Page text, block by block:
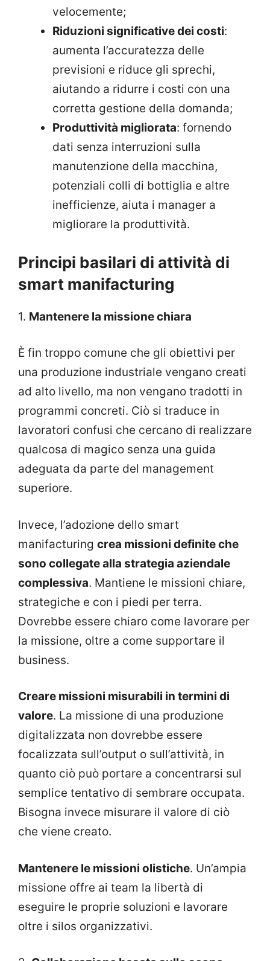
velocemente;
Riduzioni significative dei costi:
aumenta l’accuratezza delle
previsioni e riduce gli sprechi,
aiutando a ridurre i costi con una
corretta gestione della domanda;
Produttività migliorata: fornendo
dati senza interruzioni sulla
manutenzione della macchina,
potenziali colli di bottiglia e altre
inefficienze, aiuta i manager a
migliorare la produttività.
Principi basilari di attività di
smart manifacturing
1. Mantenere la missione chiara
È fin troppo comune che gli obiettivi per
una produzione industriale vengano creati
ad alto livello, ma non vengano tradotti in
programmi concreti. Ciò si traduce in
lavoratori confusi che cercano di realizzare
qualcosa di magico senza una guida
adeguata da parte del management
superiore.
Invece, l’adozione dello smart
manifacturing crea missioni definite che
sono collegate alla strategia aziendale
complessiva. Mantiene le missioni chiare,
strategiche e con i piedi per terra.
Dovrebbe essere chiaro come lavorare per
la missione, oltre a come supportare il
business.
Creare missioni misurabili in termini di
valore. La missione di una produzione
digitalizzata non dovrebbe essere
focalizzata sull’output o sull’attività, in
quanto ciò può portare a concentrarsi sul
semplice tentativo di sembrare occupata.
Bisogna invece misurare il valore di ciò
che viene creato.
Mantenere le missioni olistiche. Un’ampia
missione offre ai team la libertà di
eseguire le proprie soluzioni e lavorare
oltre i silos organizzativi.